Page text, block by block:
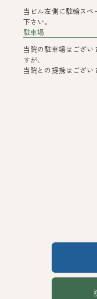
当ビル左側に駐輪ス
下さい。
駐車場
当院の駐車場はござ
すが、
当院との提携はござい